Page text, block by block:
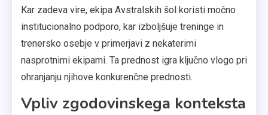
Kar zadeva vire, ekipa Avstralskih šol koristi močno
institucionalno podporo, kar izboljšuje treninge in
trenersko osebje v primerjavi z nekaterimi
nasprotnimi ekipami. Ta prednost igra ključno vlogo pri
ohranjanju njihove konkurenčne prednosti.
Vpliv zgodovinskega konteksta